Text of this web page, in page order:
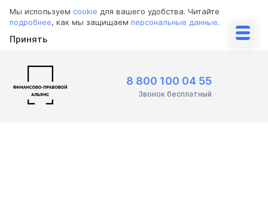
Мы используем cookie для вашего удобства. Читайте
подробнее, как мы защищаем персональные данные.
Принять
8 800 100 04 55
Звонок бесплатный